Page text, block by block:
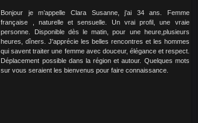
Bonjour je m’appelle Clara Susanne, j'ai 34 ans. Femme
française , naturelle et sensuelle. Un vrai profil, une vraie
personne. Disponible dès le matin, pour une heure,plusieurs
heures, dîners. J'apprécie les belles rencontres et les hommes
qui savent traiter une femme avec douceur, élégance et respect.
Déplacement possible dans la région et autour. Quelques mots
sur vous seraient les bienvenus pour faire connaissance.